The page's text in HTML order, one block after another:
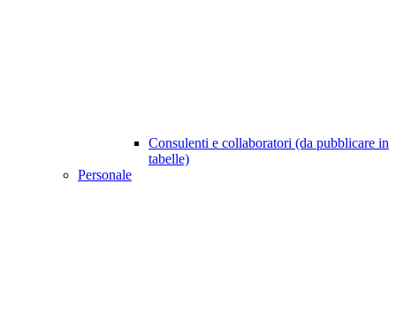
Consulenti e collaboratori (da pubblicare in
tabelle)
Personale